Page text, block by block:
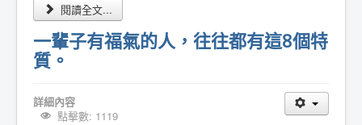
閱讀全文...
一輩子有福氣的人，往往都有這8個特
質。
詳細內容
點擊數: 1119